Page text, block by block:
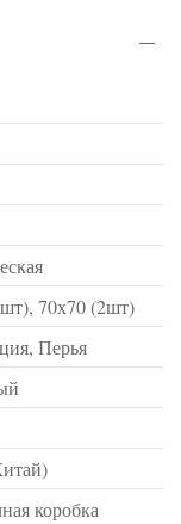
70х70 (2шт)
Перья
коробка